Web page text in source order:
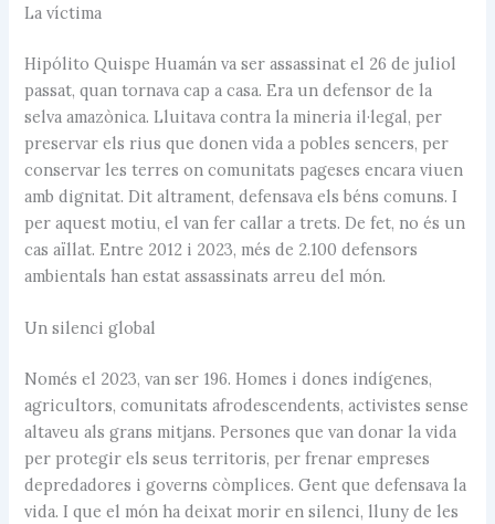
La víctima
Hipólito Quispe Huamán va ser assassinat el 26 de juliol
passat, quan tornava cap a casa. Era un defensor de la
selva amazònica. Lluitava contra la mineria il·legal, per
preservar els rius que donen vida a pobles sencers, per
conservar les terres on comunitats pageses encara viuen
amb dignitat. Dit altrament, defensava els béns comuns. I
per aquest motiu, el van fer callar a trets. De fet, no és un
cas aïllat. Entre 2012 i 2023, més de 2.100 defensors
ambientals han estat assassinats arreu del món.
Un silenci global
Només el 2023, van ser 196. Homes i dones indígenes,
agricultors, comunitats afrodescendents, activistes sense
altaveu als grans mitjans. Persones que van donar la vida
per protegir els seus territoris, per frenar empreses
depredadores i governs còmplices. Gent que defensava la
vida. I que el món ha deixat morir en silenci, lluny de les